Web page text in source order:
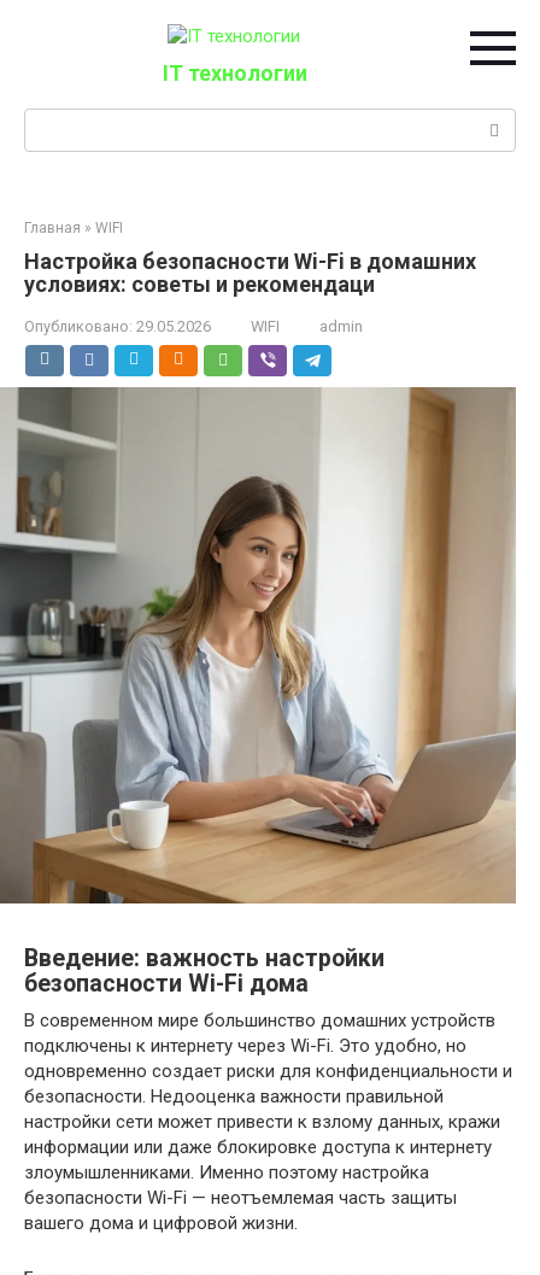
IT технологии
Главная » WIFI
Настройка безопасности Wi-Fi в домашних
условиях: советы и рекомендаци
Опубликовано: 29.05.2026 WIFI admin
Введение: важность настройки
безопасности Wi-Fi дома
В современном мире большинство домашних устройств
подключены к интернету через Wi-Fi. Это удобно, но
одновременно создает риски для конфиденциальности и
безопасности. Недооценка важности правильной
настройки сети может привести к взлому данных, кражи
информации или даже блокировке доступа к интернету
злоумышленниками. Именно поэтому настройка
безопасности Wi-Fi — неотъемлемая часть защиты
вашего дома и цифровой жизни.